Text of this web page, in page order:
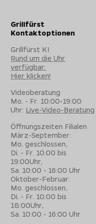
Grillfürst
Kontaktoptionen
Grillfürst KI
Rund um die Uhr
verfügbar:
Hier klicken!
Videoberatung
Mo. - Fr. 10:00-19:00
Uhr: Live-Video-Beratung
Öffnungszeiten Filialen
März-September:
Mo. geschlossen,
Di. - Fr. 10:00 bis
19:00Uhr,
Sa. 10:00 - 16:00 Uhr
Oktober-Februar:
Mo. geschlossen,
Di. - Fr. 10:00 bis
18:00Uhr,
Sa. 10:00 - 16:00 Uhr